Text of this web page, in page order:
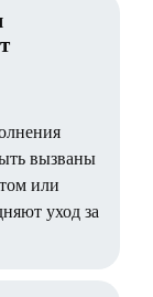
вызваны
или
уход за